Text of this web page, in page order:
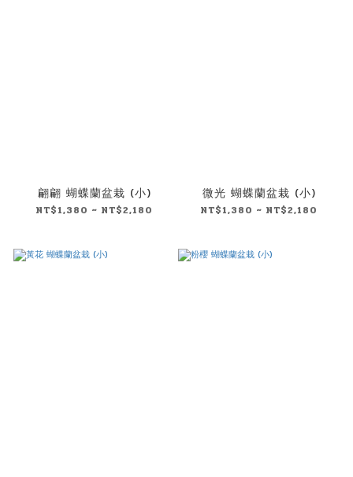
翩翩 蝴蝶蘭盆栽 (小)
NT$1,380 ~ NT$2,180
微光 蝴蝶蘭盆栽 (小)
NT$1,380 ~ NT$2,180